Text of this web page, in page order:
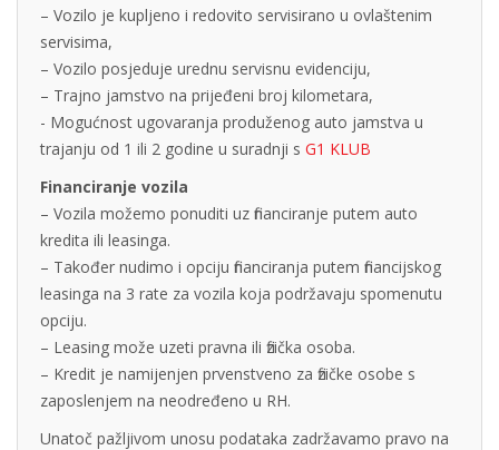
– Vozilo je kupljeno i redovito servisirano u ovlaštenim
servisima,
– Vozilo posjeduje urednu servisnu evidenciju,
– Trajno jamstvo na prijeđeni broj kilometara,
- Mogućnost ugovaranja produženog auto jamstva u
trajanju od 1 ili 2 godine u suradnji s G1 KLUB
Financiranje vozila
– Vozila možemo ponuditi uz financiranje putem auto
kredita ili leasinga.
– Također nudimo i opciju financiranja putem financijskog
leasinga na 3 rate za vozila koja podržavaju spomenutu
opciju.
– Leasing može uzeti pravna ili fizička osoba.
– Kredit je namijenjen prvenstveno za fizičke osobe s
zaposlenjem na neodređeno u RH.
Unatoč pažljivom unosu podataka zadržavamo pravo na